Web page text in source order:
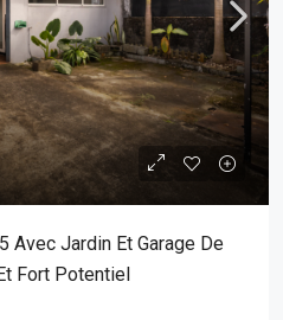
Avec Jardin Et Garage De
Fort Potentiel